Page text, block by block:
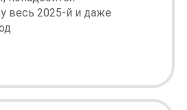
весь 2025-й и даже